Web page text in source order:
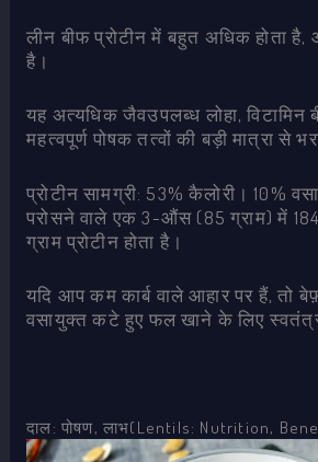
लीन बीफ प्रोटीन में बहुत अधिक होता है,
है।
यह अत्यधिक जैवउपलब्ध लोहा, विटामिन
महत्वपूर्ण पोषक तत्वों की बड़ी मात्रा से
प्रोटीन सामग्री: 53% कैलोरी। 10%
परोसने वाले एक 3-औंस (85 ग्राम) में
ग्राम प्रोटीन होता है।
यदि आप कम कार्ब वाले आहार पर हैं, तो
वसायुक्त कटे हुए फल खाने के लिए
दाल: पोषण, लाभ(Lentils: Nutrition,